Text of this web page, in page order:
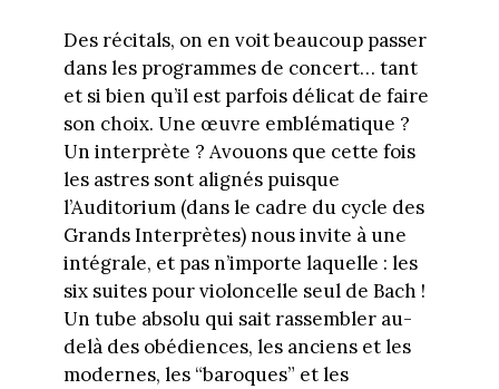
Des récitals, on en voit beaucoup passer
dans les programmes de concert… tant
et si bien qu’il est parfois délicat de faire
son choix. Une œuvre emblématique ?
Un interprète ? Avouons que cette fois
les astres sont alignés puisque
l’Auditorium (dans le cadre du cycle des
Grands Interprètes) nous invite à une
intégrale, et pas n’importe laquelle : les
six suites pour violoncelle seul de Bach !
Un tube absolu qui sait rassembler au-
delà des obédiences, les anciens et les
modernes, les “baroques” et les